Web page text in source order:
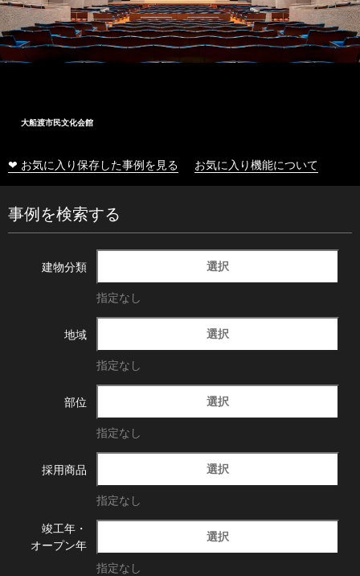
大船渡市民文化会館
❤ お気に入り保存した事例を見る お気に入り機能について
事例を検索する
建物分類 選択
指定なし
地域 選択
指定なし
部位 選択
指定なし
採用商品 選択
指定なし
竣工年・
オープン年
選択
指定なし